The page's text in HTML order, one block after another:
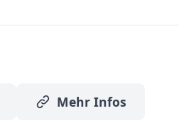
Mehr Infos